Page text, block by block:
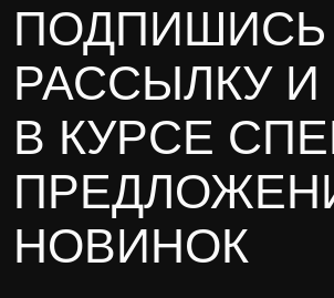
ПОДПИШИСЬ
РАССЫЛКУ И
В КУРСЕ
НОВИНОК